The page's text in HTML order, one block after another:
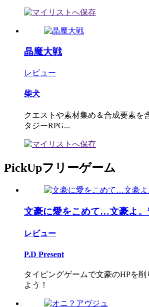
晶魔大戦
レビュー
柴犬
クエストや素材集め＆合成要素を
タジーRPG...
PickUpフリーゲーム
文豪に愛をこめて…文豪よ
レビュー
P.D Present
タイピングゲームで文豪のHPを
よう！